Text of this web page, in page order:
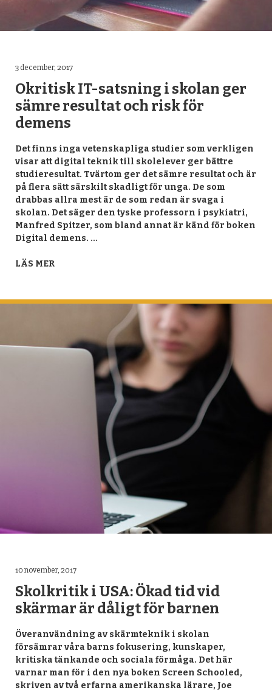
3 december, 2017
Okritisk IT-satsning i skolan ger
sämre resultat och risk för
demens
Det finns inga vetenskapliga studier som verkligen
visar att digital teknik till skolelever ger bättre
studieresultat. Tvärtom ger det sämre resultat och är
på flera sätt särskilt skadligt för unga. De som
drabbas allra mest är de som redan är svaga i
skolan. Det säger den tyske professorn i psykiatri,
Manfred Spitzer, som bland annat är känd för boken
Digital demens. …
LÄS MER
10 november, 2017
Skolkritik i USA: Ökad tid vid
skärmar är dåligt för barnen
Överanvändning av skärmteknik i skolan
försämrar våra barns fokusering, kunskaper,
kritiska tänkande och sociala förmåga. Det här
varnar man för i den nya boken Screen Schooled,
skriven av två erfarna amerikanska lärare, Joe